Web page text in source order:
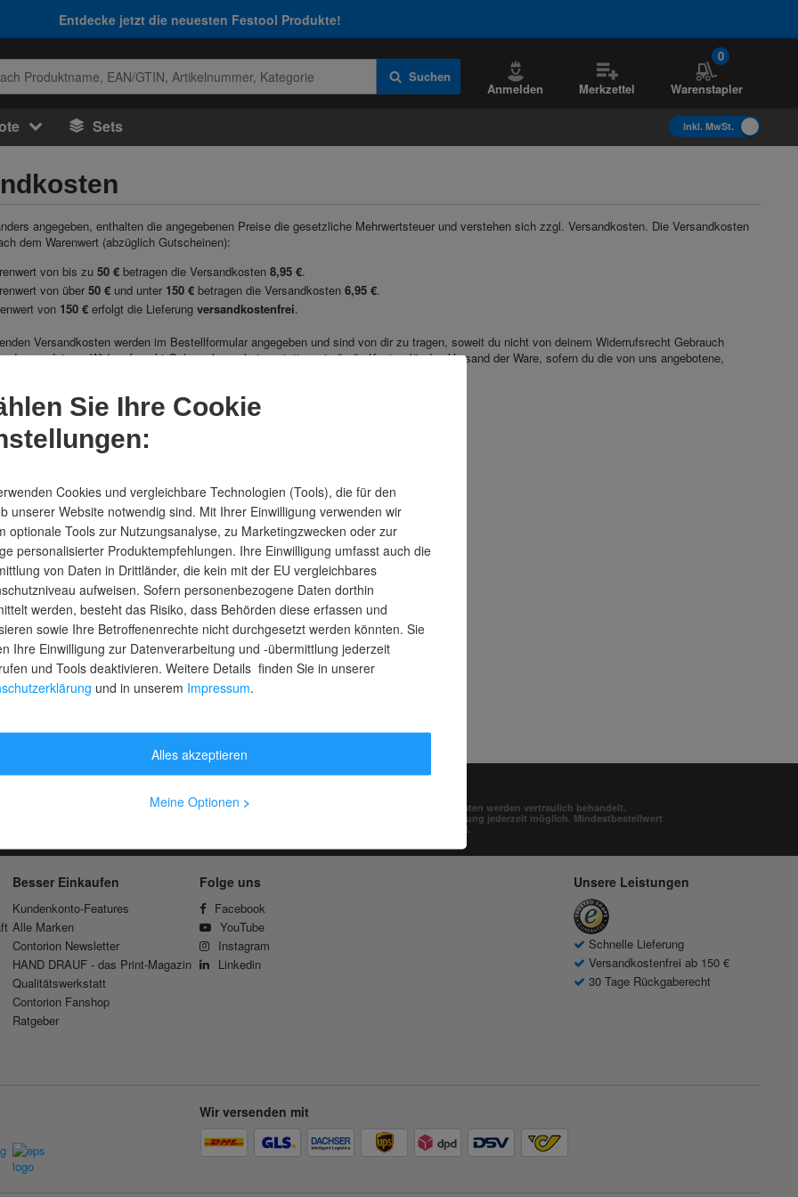
Entdecke jetzt die neuesten Festool Produkte!
Suchen
Anmelden Merkzettel
0
Warenstapler
Sets inkl. MwSt.
angegeben, enthalten die angegebenen Preise die gesetzliche Mehrwertsteuer und verstehen sich zzgl. Versandkosten. Die Versandkosten
dem Warenwert (abzüglich Gutscheinen):
von bis zu 50 € betragen die Versandkosten 8,95 €.
von über 50 € und unter 150 € betragen die Versandkosten 6,95 €.
von 150 € erfolgt die Lieferung versandkostenfrei.
Versandkosten werden im Bestellformular angegeben und sind von dir zu tragen, soweit du nicht von deinem Widerrufsrecht Gebrauch
du von deinem Widerrufsrecht Gebrauch machst, erstatten wir dir die Kosten für den Versand der Ware, sofern du die von uns angebotene,
gewählt hast. Etwaige Mehrkosten sind von dir zu tragen.
im Moment nur nach Österreich.
und Gutscheine im Wert von bis zu 50 Euro sichern.*
* Alle Daten werden vertraulich behandelt.
Abmeldung jederzeit möglich. Mindestbestellwert
100 EUR.
Besser Einkaufen
Kundenkonto-Features
Alle Marken
Contorion Newsletter
HAND DRAUF - das Print-Magazin
Qualitätswerkstatt
Contorion Fanshop
Ratgeber
Folge uns
Facebook
YouTube
Instagram
Linkedin
Unsere Leistungen
Schnelle Lieferung
Versandkostenfrei ab 150 €
30 Tage Rückgaberecht
Wir versenden mit
Sie Ihre Cookie
Cookies und vergleichbare Technologien (Tools), die für den
unserer Website notwendig sind. Mit Ihrer Einwilligung verwenden wir
optionale Tools zur Nutzungsanalyse, zu Marketingzwecken oder zur
personalisierter Produktempfehlungen. Ihre Einwilligung umfasst auch die
von Daten in Drittländer, die kein mit der EU vergleichbares
aufweisen. Sofern personenbezogene Daten dorthin
werden, besteht das Risiko, dass Behörden diese erfassen und
sowie Ihre Betroffenenrechte nicht durchgesetzt werden könnten. Sie
Ihre Einwilligung zur Datenverarbeitung und -übermittlung jederzeit
und Tools deaktivieren. Weitere Details finden Sie in unserer
und in unserem Impressum.
Alles akzeptieren
Meine Optionen >